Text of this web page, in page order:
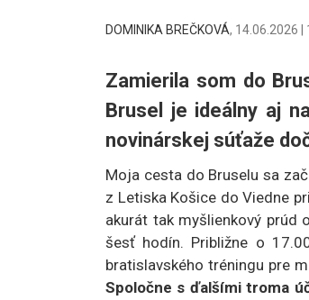
DOMINIKA BREČKOVÁ, 14.06.2026 |
Zamierila som do
Brusel je ideálny aj
novinárskej súťaže
Moja cesta do Bruselu sa
z Letiska Košice do Viedne
akurát tak myšlienkový prúd
šesť hodín. Približne o
bratislavského tréningu pre
Spoločne s ďalšími troma